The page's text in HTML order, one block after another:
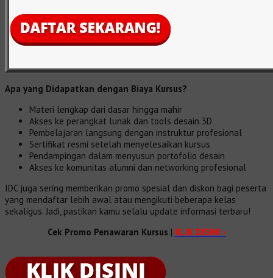
Apa yang Didapatkan dengan Biaya Kursus?
Materi lengkap dari dasar hingga mahir
Akses ke perangkat lunak dan tools desain 3D
Pembelajaran langsung dengan instruktur profesional
Sertifikat resmi setelah menyelesaikan kursus
Pendampingan dalam menyusun portofolio desain
Akses ke komunitas alumni dan networking profesional
IDC juga sering memberikan promo spesial dan diskon bagi peserta
yang mendaftar lebih awal atau mengikuti beberapa kelas
sekaligus. Jadi, pastikan kamu selalu update informasi terbaru!
Cek Promo Penawaran Kursus | KLIK DISINI ›